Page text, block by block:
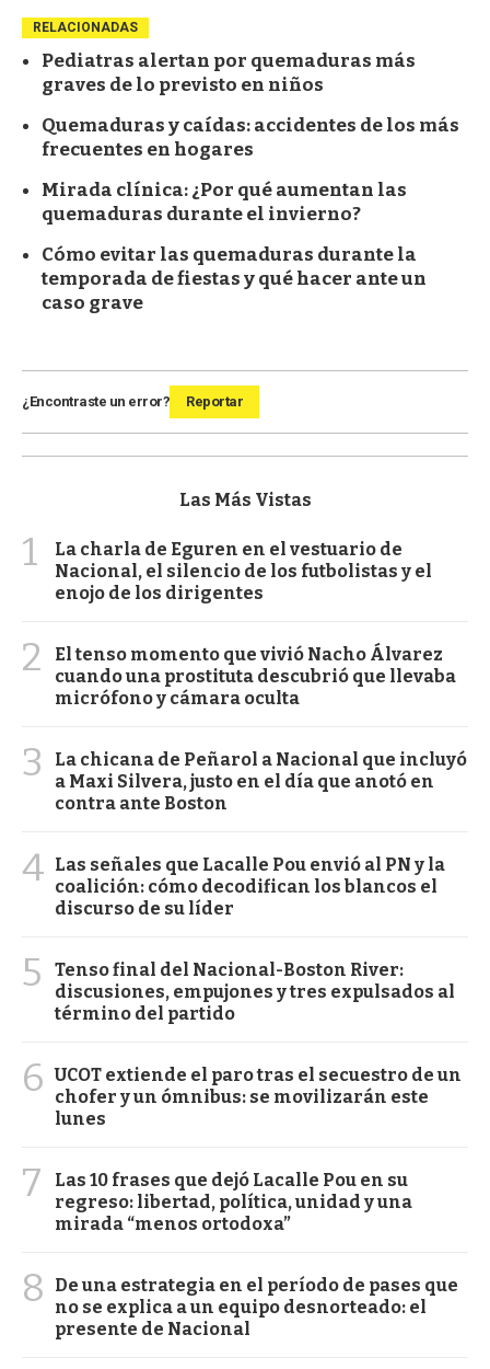
RELACIONADAS
Pediatras alertan por quemaduras más
graves de lo previsto en niños
Quemaduras y caídas: accidentes de los más
frecuentes en hogares
Mirada clínica: ¿Por qué aumentan las
quemaduras durante el invierno?
Cómo evitar las quemaduras durante la
temporada de fiestas y qué hacer ante un
caso grave
¿Encontraste un error? Reportar
Las Más Vistas
1
La charla de Eguren en el vestuario de
Nacional, el silencio de los futbolistas y el
enojo de los dirigentes
2
El tenso momento que vivió Nacho Álvarez
cuando una prostituta descubrió que llevaba
micrófono y cámara oculta
3
La chicana de Peñarol a Nacional que incluyó
a Maxi Silvera, justo en el día que anotó en
contra ante Boston
4 Las señales que Lacalle Pou envió al PN y la
coalición: cómo decodifican los blancos el
discurso de su líder
5
Tenso final del Nacional-Boston River:
discusiones, empujones y tres expulsados al
término del partido
6 UCOT extiende el paro tras el secuestro de un
chofer y un ómnibus: se movilizarán este
lunes
7
Las 10 frases que dejó Lacalle Pou en su
regreso: libertad, política, unidad y una
mirada “menos ortodoxa”
8
De una estrategia en el período de pases que
no se explica a un equipo desnorteado: el
presente de Nacional